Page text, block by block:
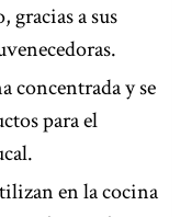
gracias a sus
concentrada y se
para el
en la cocina